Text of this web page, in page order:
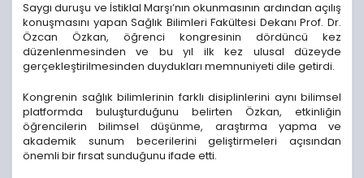
Saygı duruşu ve İstiklal Marşı’nın okunmasının ardından açılış
konuşmasını yapan Sağlık Bilimleri Fakültesi Dekanı Prof. Dr.
Özcan Özkan, öğrenci kongresinin dördüncü kez
düzenlenmesinden ve bu yıl ilk kez ulusal düzeyde
gerçekleştirilmesinden duydukları memnuniyeti dile getirdi.
Kongrenin sağlık bilimlerinin farklı disiplinlerini aynı bilimsel
platformda buluşturduğunu belirten Özkan, etkinliğin
öğrencilerin bilimsel düşünme, araştırma yapma ve
akademik sunum becerilerini geliştirmeleri açısından
önemli bir fırsat sunduğunu ifade etti.